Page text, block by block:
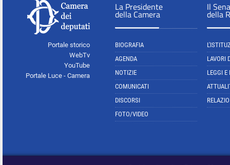
Portale storico
WebTv
YouTube
Portale Luce - Camera
La Presidente
della Camera
BIOGRAFIA
AGENDA
NOTIZIE
COMUNICATI
DISCORSI
FOTO/VIDEO
Il
della
LAVORI
LEGGI E